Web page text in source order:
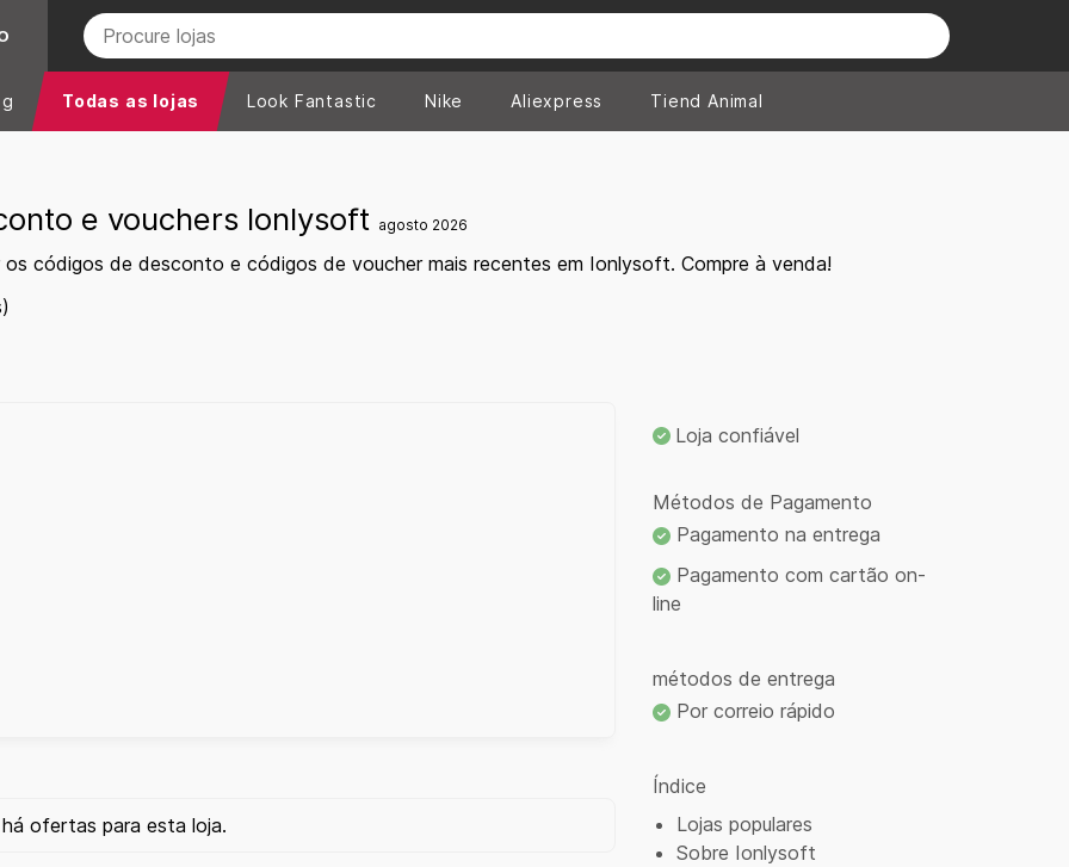
Todas as lojas Look Fantastic Nike Aliexpress Tiend Animal
e vouchers Ionlysoft agosto 2026
códigos de desconto e códigos de voucher mais recentes em Ionlysoft. Compre à venda!
ofertas para esta loja.
Loja confiável
Métodos de Pagamento
Pagamento na entrega
Pagamento com cartão on-
line
métodos de entrega
Por correio rápido
Índice
Lojas populares
Sobre Ionlysoft